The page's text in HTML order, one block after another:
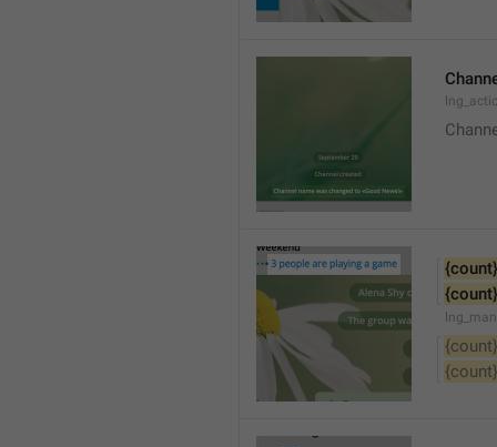
{count}
{count}
{count}
{count}